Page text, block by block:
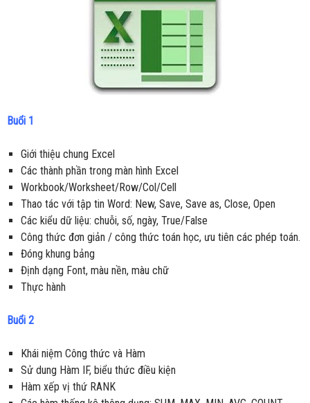
Buổi 1
Giới thiệu chung Excel
Các thành phần trong màn hình Excel
Workbook/Worksheet/Row/Col/Cell
Thao tác với tập tin Word: New, Save, Save as, Close, Open
Các kiểu dữ liệu: chuỗi, số, ngày, True/False
Công thức đơn giản / công thức toán học, ưu tiên các phép toán.
Đóng khung bảng
Định dạng Font, màu nền, màu chữ
Thực hành
Buổi 2
Khái niệm Công thức và Hàm
Sử dung Hàm IF, biểu thức điều kiện
Hàm xếp vị thứ RANK